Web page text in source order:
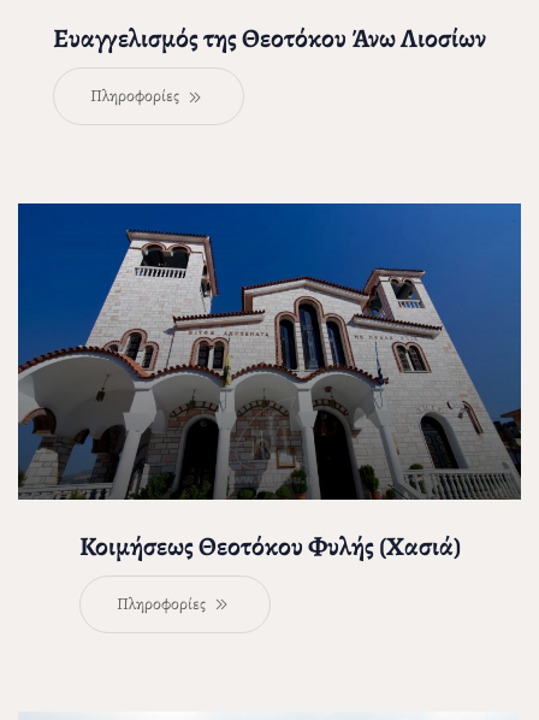
Ευαγγελισμός της Θεοτόκου Άνω Λιοσίων
Πληροφορίες
Κοιμήσεως Θεοτόκου Φυλής (Χασιά)
Πληροφορίες